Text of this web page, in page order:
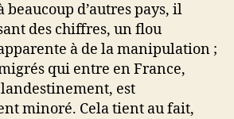
d’autres pays, il
des chiffres, un flou
à de la manipulation ;
qui entre en France,
est
minoré. Cela tient au fait,